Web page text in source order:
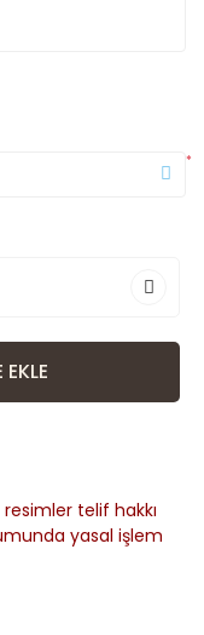
*
EKLE
telif hakkı
yasal işlem